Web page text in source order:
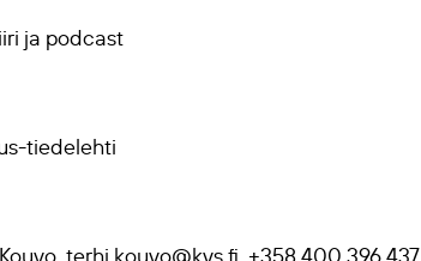
ja podcast
tiedelehti